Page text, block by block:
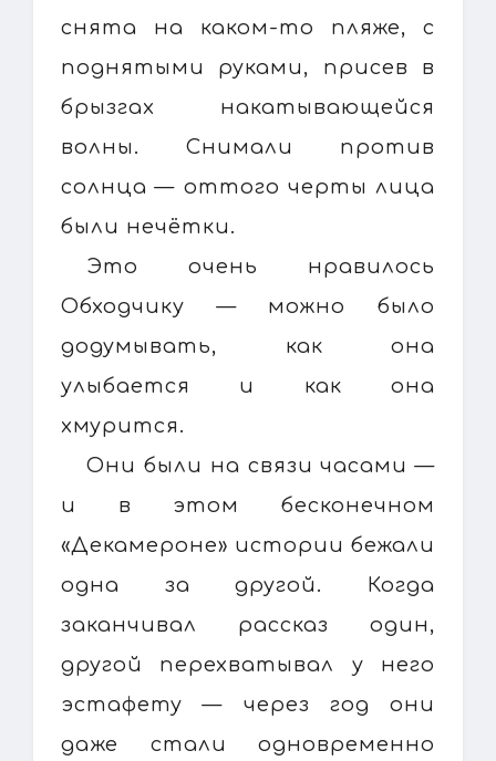
снята на каком-то пляже, с
поднятыми руками, присев в
брызгах накатывающейся
волны. Снимали против
солнца — оттого черты лица
были нечётки.
Это очень нравилось
Обходчику — можно было
додумывать, как она
улыбается и как она
хмурится.
Они были на связи часами —
и в этом бесконечном
«Декамероне» истории бежали
одна за другой. Когда
заканчивал рассказ один,
другой перехватывал у него
эстафету — через год они
даже стали одновременно